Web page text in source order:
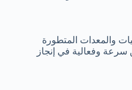
والمعدات المتطورة
وفعالية في إنجاز